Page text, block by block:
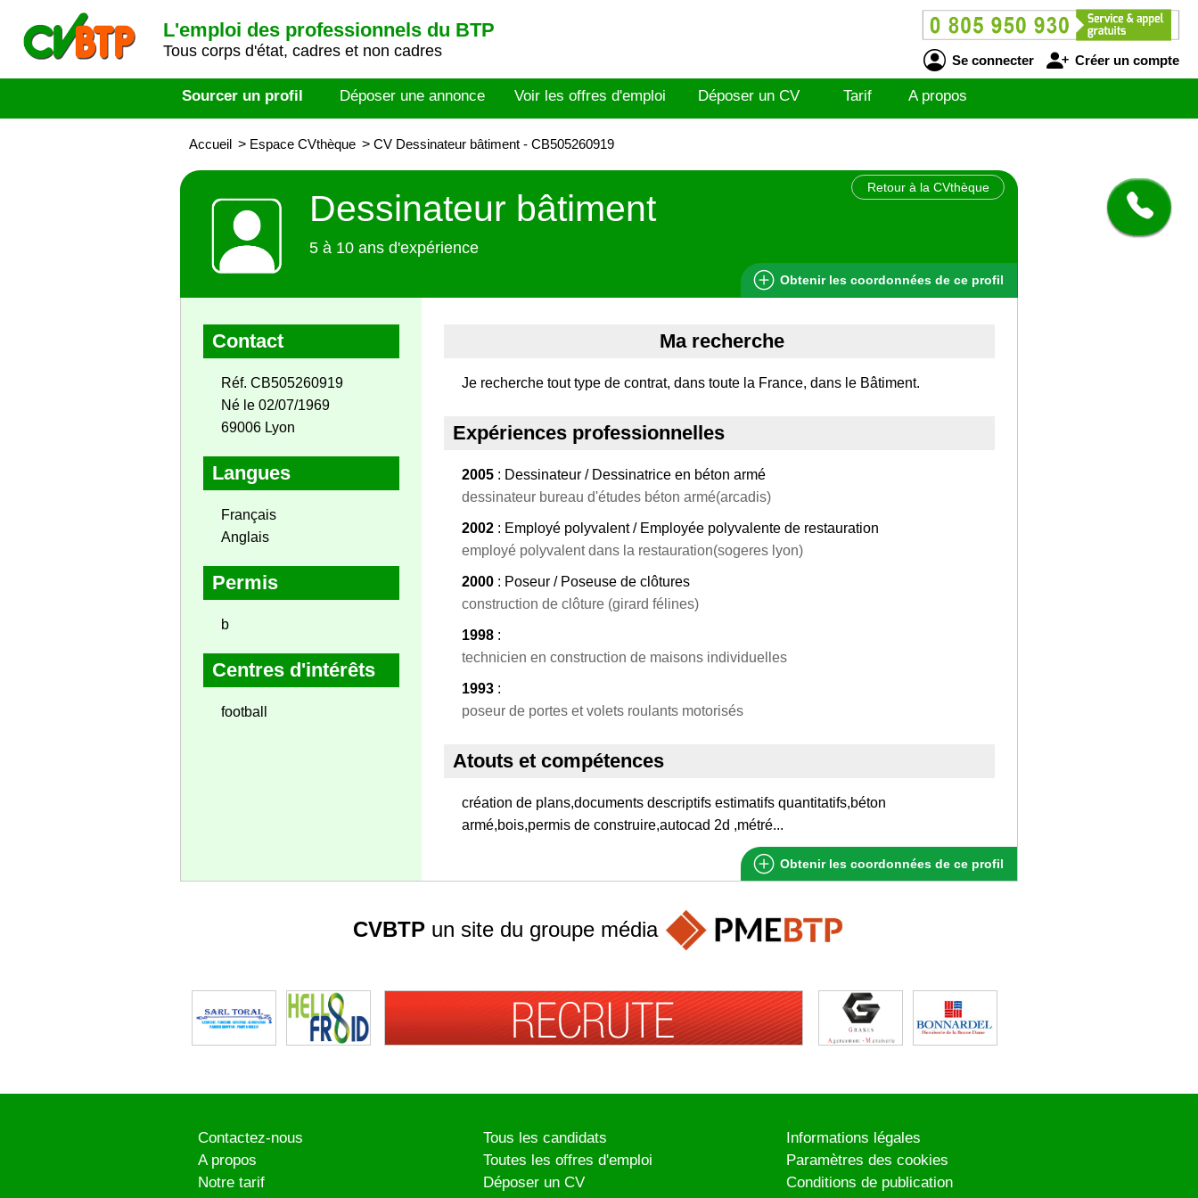
L'emploi des professionnels du BTP
Tous corps d'état, cadres et non cadres
Se connecter Créer un compte
Sourcer un profil Déposer une annonce Voir les offres d'emploi Déposer un CV Tarif A propos
Accueil > Espace CVthèque > CV Dessinateur bâtiment - CB505260919
Retour à la CVthèque
Dessinateur bâtiment
5 à 10 ans d'expérience
Obtenir les coordonnées de ce profil
Contact
Réf. CB505260919
Né le 02/07/1969
69006 Lyon
Langues
Français
Anglais
Permis
b
Centres d'intérêts
football
Ma recherche
Je recherche tout type de contrat, dans toute la France, dans le Bâtiment.
Expériences professionnelles
2005 : Dessinateur / Dessinatrice en béton armé
dessinateur bureau d'études béton armé(arcadis)
2002 : Employé polyvalent / Employée polyvalente de restauration
employé polyvalent dans la restauration(sogeres lyon)
2000 : Poseur / Poseuse de clôtures
construction de clôture (girard félines)
1998 :
technicien en construction de maisons individuelles
1993 :
poseur de portes et volets roulants motorisés
Atouts et compétences
création de plans,documents descriptifs estimatifs quantitatifs,béton
armé,bois,permis de construire,autocad 2d ,métré...
Obtenir les coordonnées de ce profil
CVBTP un site du groupe média
Contactez-nous
A propos
Notre tarif
Tous les candidats
Toutes les offres d'emploi
Déposer un CV
Informations légales
Paramètres des cookies
Conditions de publication